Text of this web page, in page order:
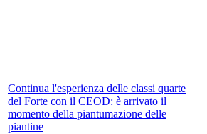
Continua l'esperienza delle classi quarte
del Forte con il CEOD: è arrivato il
momento della piantumazione delle
piantine